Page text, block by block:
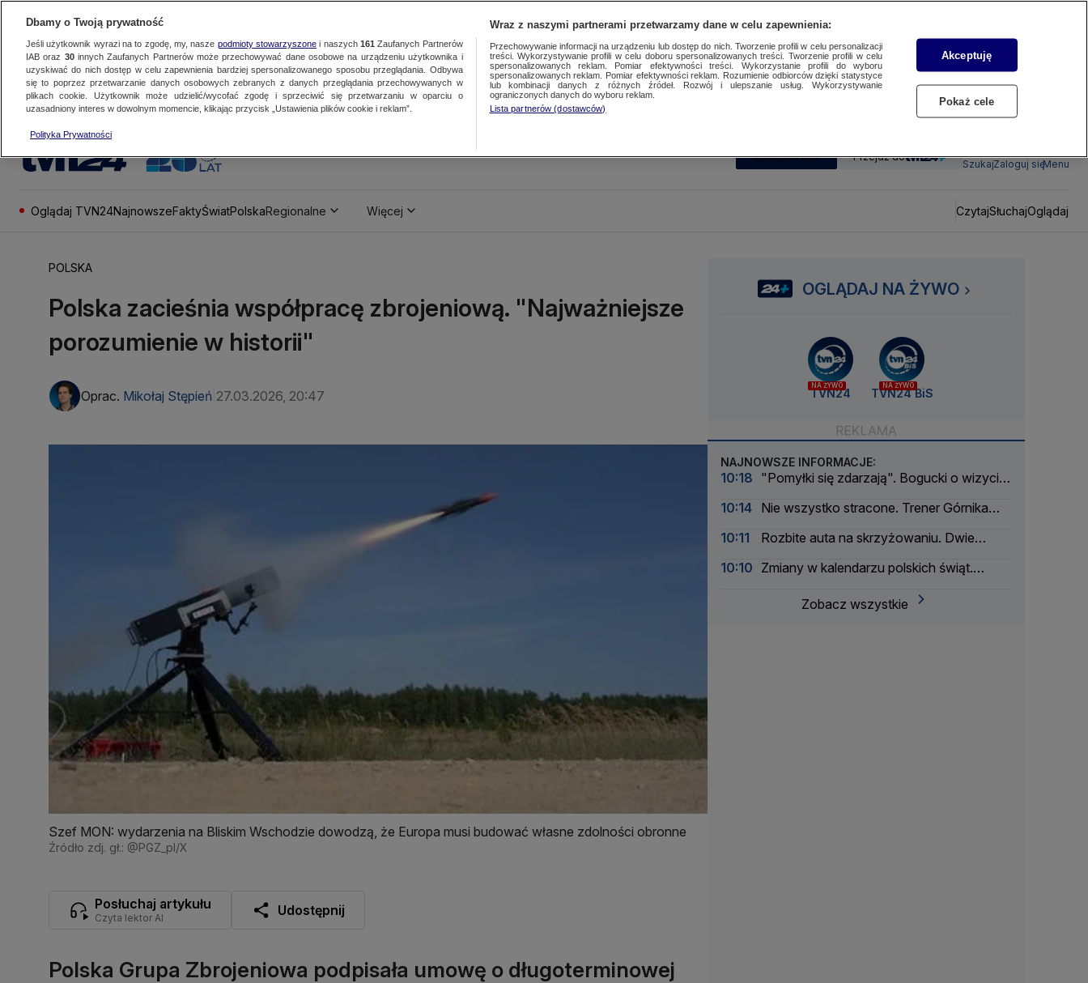
SUBSKRYBUJ Przejdź do
SzukajZaloguj sięMenu
Oglądaj TVN24NajnowszeFaktyŚwiatPolskaRegionalne Więcej CzytajSłuchajOglądaj
POLSKA
Polska zacieśnia współpracę zbrojeniową. "Najważniejsze
porozumienie w historii"
Oprac. Mikołaj Stępień 27.03.2026, 20:47
Szef MON: wydarzenia na Bliskim Wschodzie dowodzą, że Europa musi budować własne zdolności obronne
Źródło zdj. gł.: @PGZ_pl/X
Posłuchaj artykułu
Czyta lektor AI Udostępnij
Polska Grupa Zbrojeniowa podpisała umowę o długoterminowej
OGLĄDAJ NA ŻYWO
NA ŻYWO
TVN24
NA ŻYWO
TVN24 BiS
NAJNOWSZE INFORMACJE:
10:18 "Pomyłki się zdarzają". Bogucki o wizycie
10:14 Nie wszystko stracone. Trener Górnika
10:11
Rozbite auta na skrzyżowaniu. Dwie
10:10 Zmiany w kalendarzu polskich świąt.
Zobacz wszystkie
Dbamy o Twoją prywatność
Jeśli użytkownik wyrazi na to zgodę, my, nasze podmioty stowarzyszonei naszych 161 Zaufanych Partnerów
IAB oraz 30innych Zaufanych Partnerów może przechowywać dane osobowe na urządzeniu użytkownika i
uzyskiwać do nich dostęp w celu zapewnienia bardziej spersonalizowanego sposobu przeglądania. Odbywa
się to poprzez przetwarzanie danych osobowych zebranych z danych przeglądania przechowywanych w
plikach cookie. Użytkownik może udzielić/wycofać zgodę i sprzeciwić się przetwarzaniu w oparciu o
uzasadniony interes w dowolnym momencie, klikając przycisk „Ustawienia plików cookie i reklam”.
Polityka Prywatności
Wraz z naszymi partnerami przetwarzamy dane w celu zapewnienia:
Przechowywanie informacji na urządzeniu lub dostęp do nich. Tworzenie profili w celu personalizacji
treści. Wykorzystywanie profili w celu doboru spersonalizowanych treści. Tworzenie profili w celu
spersonalizowanych reklam. Pomiar efektywności treści. Wykorzystanie profili do wyboru
spersonalizowanych reklam. Pomiar efektywności reklam. Rozumienie odbiorców dzięki statystyce
lub kombinacji danych z różnych źródeł. Rozwój i ulepszanie usług. Wykorzystywanie
ograniczonych danych do wyboru reklam.
Lista partnerów (dostawców)
Akceptuję
Pokaż cele